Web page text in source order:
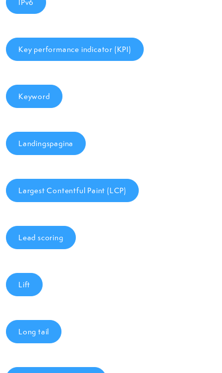
IPv6
Key performance indicator (KPI)
Keyword
Landingspagina
Largest Contentful Paint (LCP)
Lead scoring
Lift
Long tail